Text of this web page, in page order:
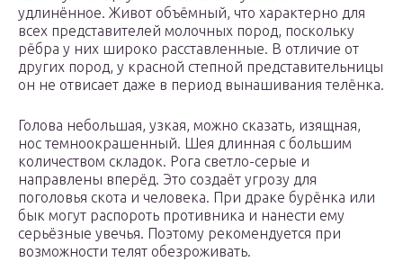
удлинённое. Живот объёмный, что характерно для
всех представителей молочных пород, поскольку
рёбра у них широко расставленные. В отличие от
других пород, у красной степной представительницы
он не отвисает даже в период вынашивания телёнка.
Голова небольшая, узкая, можно сказать, изящная,
нос темноокрашенный. Шея длинная с большим
количеством складок. Рога светло-серые и
направлены вперёд. Это создаёт угрозу для
поголовья скота и человека. При драке бурёнка или
бык могут распороть противника и нанести ему
серьёзные увечья. Поэтому рекомендуется при
возможности телят обезроживать.